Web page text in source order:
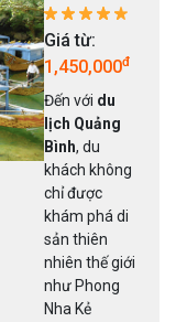
Giá từ:
1,450,000đ
Đến với du
lịch Quảng
Bình, du
khách không
chỉ được
khám phá di
sản thiên
nhiên thế giới
như Phong
Nha Kẻ